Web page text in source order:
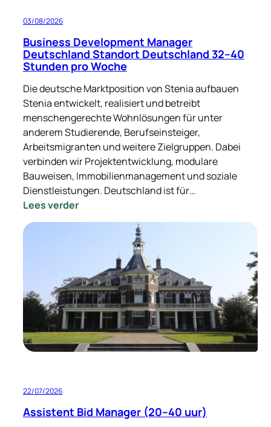
03/08/2026
Business Development Manager
Deutschland Standort Deutschland 32–40
Stunden pro Woche
Die deutsche Marktposition von Stenia aufbauen
Stenia entwickelt, realisiert und betreibt
menschengerechte Wohnlösungen für unter
anderem Studierende, Berufseinsteiger,
Arbeitsmigranten und weitere Zielgruppen. Dabei
verbinden wir Projektentwicklung, modulare
Bauweisen, Immobilienmanagement und soziale
Dienstleistungen. Deutschland ist für…
Lees verder:
Business
Development
Deutschland
Standort
Deutschland
32–
40
Stunden
pro
22/07/2026
Assistent Bid Manager (20–40 uur)